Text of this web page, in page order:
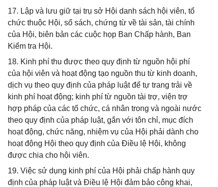
17. Lập và lưu giữ tại trụ sở Hội danh sách hội viên, tổ
chức thuộc Hội, sổ sách, chứng từ về tài sản, tài chính
của Hội, biên bản các cuộc họp Ban Chấp hành, Ban
Kiểm tra Hội.
18. Kinh phí thu được theo quy định từ nguồn hội phí
của hội viên và hoạt động tạo nguồn thu từ kinh doanh,
dịch vụ theo quy định của pháp luật để tự trang trải về
kinh phí hoạt động; kinh phí từ nguồn tài trợ, viện trợ
hợp pháp của các tổ chức, cá nhân trong và ngoài nước
theo quy định của pháp luật, gắn với tôn chỉ, mục đích
hoạt động, chức năng, nhiệm vụ của Hội phải dành cho
hoạt động Hội theo quy định của Điều lệ Hội, không
được chia cho hội viên.
19. Việc sử dụng kinh phí của Hội phải chấp hành quy
định của pháp luật và Điều lệ Hội đảm bảo công khai,